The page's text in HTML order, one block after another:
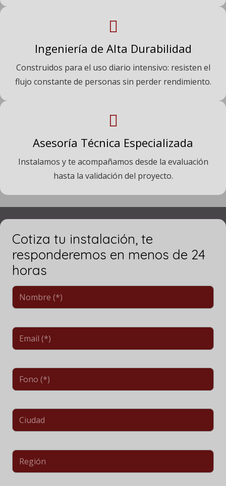
Ingeniería de Alta Durabilidad
Construidos para el uso diario intensivo: resisten el
flujo constante de personas sin perder rendimiento.
Asesoría Técnica Especializada
Instalamos y te acompañamos desde la evaluación
hasta la validación del proyecto.
Cotiza tu instalación, te
responderemos en menos de 24
horas